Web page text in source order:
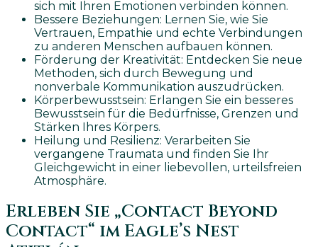
sich mit Ihren Emotionen verbinden können.
Bessere Beziehungen: Lernen Sie, wie Sie
Vertrauen, Empathie und echte Verbindungen
zu anderen Menschen aufbauen können.
Förderung der Kreativität: Entdecken Sie neue
Methoden, sich durch Bewegung und
nonverbale Kommunikation auszudrücken.
Körperbewusstsein: Erlangen Sie ein besseres
Bewusstsein für die Bedürfnisse, Grenzen und
Stärken Ihres Körpers.
Heilung und Resilienz: Verarbeiten Sie
vergangene Traumata und finden Sie Ihr
Gleichgewicht in einer liebevollen, urteilsfreien
Atmosphäre.
Erleben Sie „Contact Beyond
Contact“ im Eagle’s Nest